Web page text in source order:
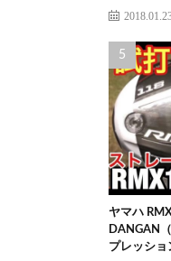
ヤマハ
DANGAN
プレッショ